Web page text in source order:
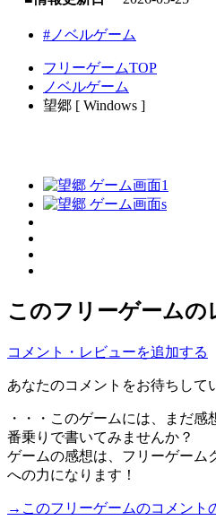
#ノベルゲーム
フリーゲームTOP
ノベルゲーム
望郷 [ Windows ]
このフリーゲームの
コメント・レビューを追加する
あなたのコメントをお待ちして
・・・このゲームには、まだ
番乗りで書いてみませんか？
ゲームの感想は、フリーゲーム
への力になります！
→このフリーゲームのコメント